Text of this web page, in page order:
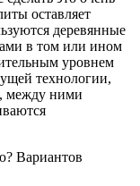
оставляет
деревянные
в том или ином
уровнем
технологии,
между ними
Вариантов